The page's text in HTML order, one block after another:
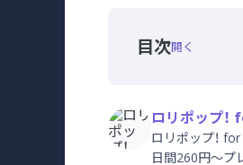
目次開く
ロリポップ
ロリポップ！
日間260円〜プ